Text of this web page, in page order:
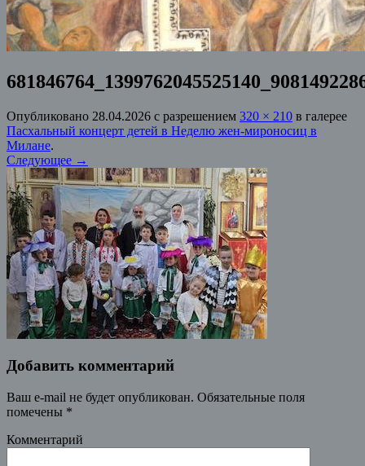
Опубликовано 28.04.2026 с разрешением 320 × 210 в галерее
Пасхальный концерт детей в Неделю жен-мироносиц в
Милане.
Следующее →
Добавить комментарий
Ваш e-mail не будет опубликован. Обязательные поля
помечены *
Комментарий